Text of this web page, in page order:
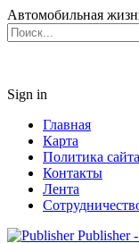
Автомобильная
Sign in
Главная
Карта
Политика сайта
Контакты
Лента
Publisher